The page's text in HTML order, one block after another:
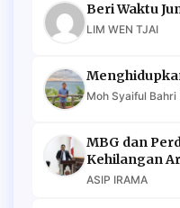
Beri Waktu
LIM WEN TJAI
Moh Syaiful Bahri
MBG dan
Kehilangan
ASIP IRAMA